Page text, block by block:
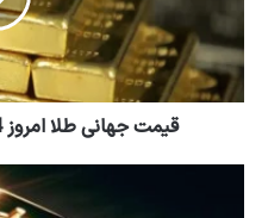
قیمت جهانی طلا امروز 14 تیر 1404 – افق میهن